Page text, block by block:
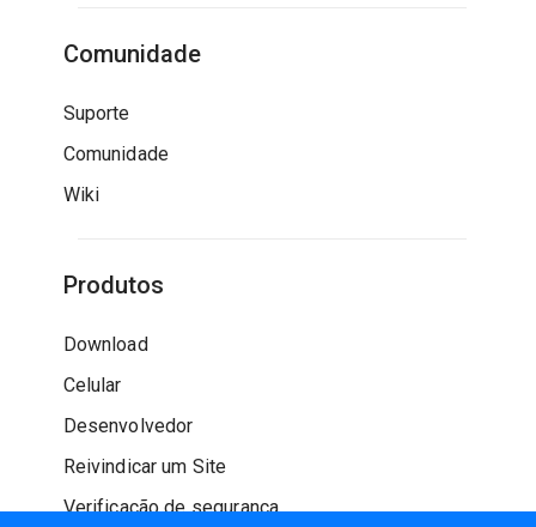
Comunidade
Suporte
Comunidade
Wiki
Produtos
Download
Celular
Desenvolvedor
Reivindicar um Site
Verificação de segurança